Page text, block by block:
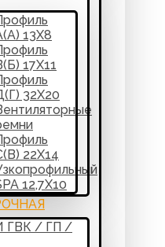
13Х8
17Х11
32Х20
22Х14
12,7Х10
ГВК / ГП /